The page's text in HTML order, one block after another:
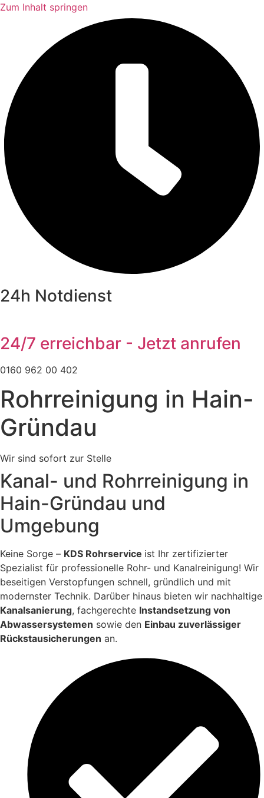
Zum Inhalt springen
24h Notdienst
24/7 erreichbar - Jetzt anrufen
0160 962 00 402
Rohrreinigung in Hain-
Gründau
Wir sind sofort zur Stelle
Kanal- und Rohrreinigung in
Hain-Gründau und
Umgebung
Keine Sorge – KDS Rohrservice ist Ihr zertifizierter
Spezialist für professionelle Rohr- und Kanalreinigung! Wir
beseitigen Verstopfungen schnell, gründlich und mit
modernster Technik. Darüber hinaus bieten wir nachhaltige
Kanalsanierung, fachgerechte Instandsetzung von
Abwassersystemen sowie den Einbau zuverlässiger
Rückstausicherungen an.